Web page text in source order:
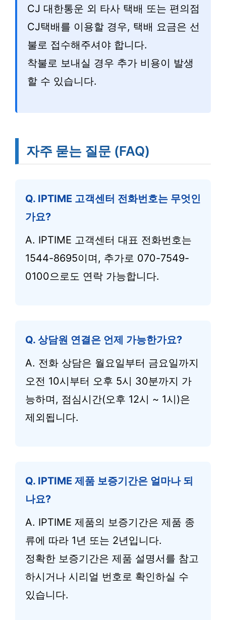
CJ 대한통운 외 타사 택배 또는 편의점
CJ택배를 이용할 경우, 택배 요금은 선
불로 접수해주셔야 합니다.
착불로 보내실 경우 추가 비용이 발생
할 수 있습니다.
자주 묻는 질문 (FAQ)
Q. IPTIME 고객센터 전화번호는 무엇인
가요?
A. IPTIME 고객센터 대표 전화번호는
1544-8695이며, 추가로 070-7549-
0100으로도 연락 가능합니다.
Q. 상담원 연결은 언제 가능한가요?
A. 전화 상담은 월요일부터 금요일까지
오전 10시부터 오후 5시 30분까지 가
능하며, 점심시간(오후 12시 ~ 1시)은
제외됩니다.
Q. IPTIME 제품 보증기간은 얼마나 되
나요?
A. IPTIME 제품의 보증기간은 제품 종
류에 따라 1년 또는 2년입니다.
정확한 보증기간은 제품 설명서를 참고
하시거나 시리얼 번호로 확인하실 수
있습니다.